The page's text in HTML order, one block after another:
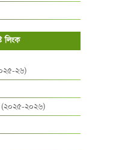
লিংক
২৬)
(২০২৫-২০২৬)